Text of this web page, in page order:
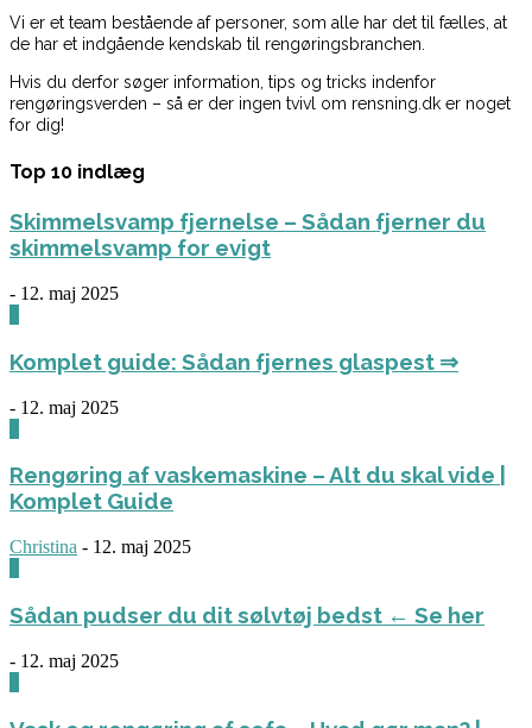
Vi er et team bestående af personer, som alle har det til fælles, at
de har et indgående kendskab til rengøringsbranchen.
Hvis du derfor søger information, tips og tricks indenfor
rengøringsverden – så er der ingen tvivl om rensning.dk er noget
for dig!
Top 10 indlæg
Skimmelsvamp fjernelse – Sådan fjerner du
skimmelsvamp for evigt
- 12. maj 2025
Komplet guide: Sådan fjernes glaspest ⇒
- 12. maj 2025
Rengøring af vaskemaskine – Alt du skal vide |
Komplet Guide
Christina - 12. maj 2025
Sådan pudser du dit sølvtøj bedst ← Se her
- 12. maj 2025